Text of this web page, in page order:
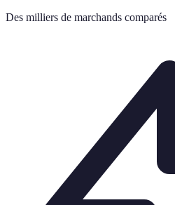
Des milliers de marchands comparés